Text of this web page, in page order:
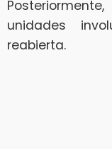
Posteriormente,
unidades
reabierta.